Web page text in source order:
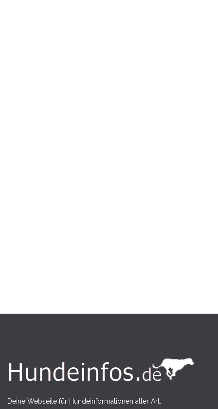
Deine Webseite für Hundeinformationen aller Art.